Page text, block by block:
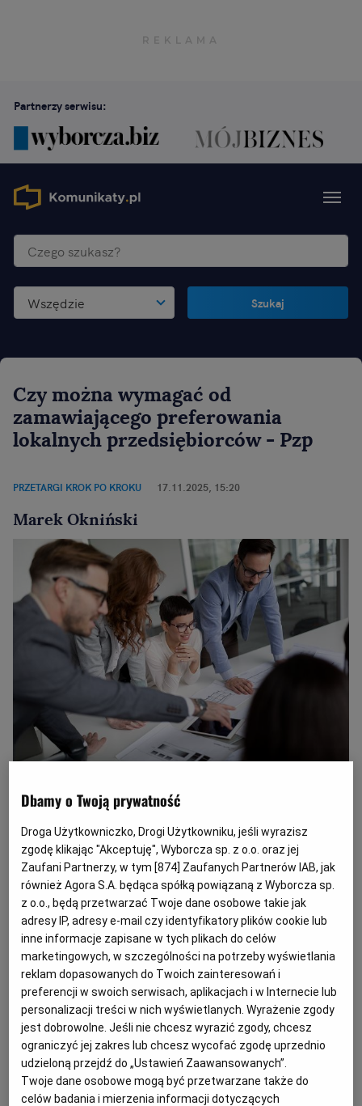
Partnerzy serwisu:
Wszędzie Szukaj
Czy można wymagać od
zamawiającego preferowania
lokalnych przedsiębiorców - Pzp
PRZETARGI KROK PO KROKU 17.11.2025, 15:20
Marek Okniński
zapewniający zachowanie uczciwej konkurencji oraz równe traktowanie
wykonawców.
(Fot. Shutterstock)
Pytanie
Działamy jako lokalne stowarzyszenie
przedsiębiorców. Jednym z celów działalności jest
doprowadzenie do sytuacji, aby jednostki
samorządu terytorialnego działające na terenie
gminy wprowadziły w kryteriach oceny ofert
preferencje dla przedsiębiorców z regionu. Czy
nasze oczekiwanie jest zgodne z przepisami Prawa
zamówień publicznych?
Dbamy o Twoją prywatność
Droga Użytkowniczko, Drogi Użytkowniku, jeśli wyrazisz
zgodę klikając "Akceptuję", Wyborcza sp. z o.o. oraz jej
Zaufani Partnerzy, w tym [874] Zaufanych Partnerów IAB, jak
również Agora S.A. będąca spółką powiązaną z Wyborcza sp.
z o.o., będą przetwarzać Twoje dane osobowe takie jak
adresy IP, adresy e-mail czy identyfikatory plików cookie lub
inne informacje zapisane w tych plikach do celów
marketingowych, w szczególności na potrzeby wyświetlania
reklam dopasowanych do Twoich zainteresowań i
preferencji w swoich serwisach, aplikacjach i w Internecie lub
personalizacji treści w nich wyświetlanych. Wyrażenie zgody
jest dobrowolne. Jeśli nie chcesz wyrazić zgody, chcesz
ograniczyć jej zakres lub chcesz wycofać zgodę uprzednio
udzieloną przejdź do „Ustawień Zaawansowanych”.
Twoje dane osobowe mogą być przetwarzane także do
celów badania i mierzenia informacji dotyczących